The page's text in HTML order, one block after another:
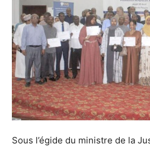
Sous l’égide du ministre de la